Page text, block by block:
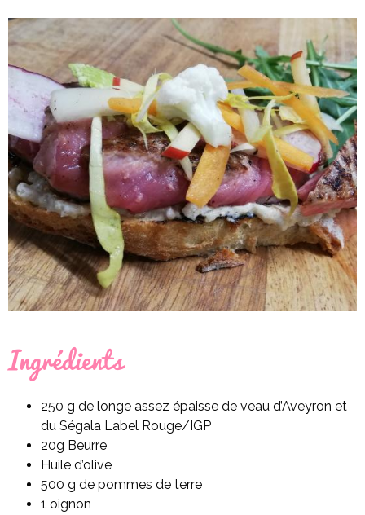
Ingrédients
250 g de longe assez épaisse de veau d’Aveyron et
du Ségala Label Rouge/IGP
20g Beurre
Huile d’olive
500 g de pommes de terre
1 oignon